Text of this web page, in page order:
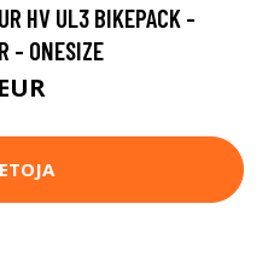
HV UL3 BIKEPACK -
- ONESIZE